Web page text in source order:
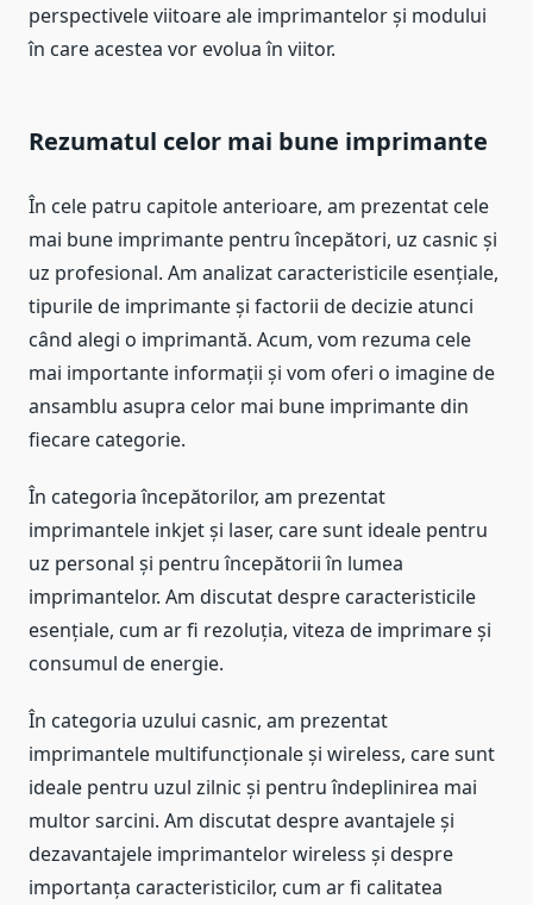
perspectivele viitoare ale imprimantelor și modului
în care acestea vor evolua în viitor.
Rezumatul celor mai bune imprimante
În cele patru capitole anterioare, am prezentat cele
mai bune imprimante pentru începători, uz casnic și
uz profesional. Am analizat caracteristicile esențiale,
tipurile de imprimante și factorii de decizie atunci
când alegi o imprimantă. Acum, vom rezuma cele
mai importante informații și vom oferi o imagine de
ansamblu asupra celor mai bune imprimante din
fiecare categorie.
În categoria începătorilor, am prezentat
imprimantele inkjet și laser, care sunt ideale pentru
uz personal și pentru începătorii în lumea
imprimantelor. Am discutat despre caracteristicile
esențiale, cum ar fi rezoluția, viteza de imprimare și
consumul de energie.
În categoria uzului casnic, am prezentat
imprimantele multifuncționale și wireless, care sunt
ideale pentru uzul zilnic și pentru îndeplinirea mai
multor sarcini. Am discutat despre avantajele și
dezavantajele imprimantelor wireless și despre
importanța caracteristicilor, cum ar fi calitatea